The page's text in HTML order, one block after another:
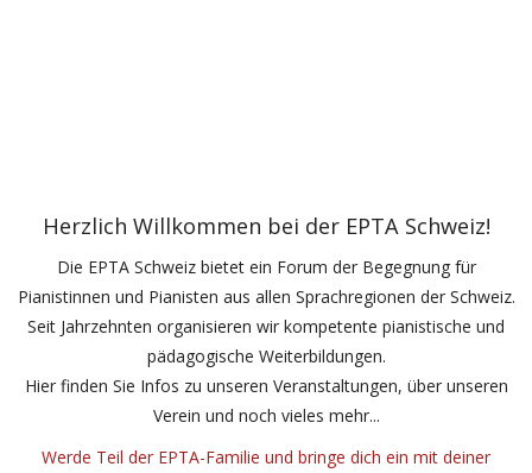
Herzlich Willkommen bei der EPTA Schweiz!
Die EPTA Schweiz bietet ein Forum der Begegnung für
Pianistinnen und Pianisten aus allen Sprachregionen der Schweiz.
Seit Jahrzehnten organisieren wir kompetente pianistische und
pädagogische Weiterbildungen.
Hier finden Sie Infos zu unseren Veranstaltungen, über unseren
Verein und noch vieles mehr...
Werde Teil der EPTA-Familie und bringe dich ein mit deiner